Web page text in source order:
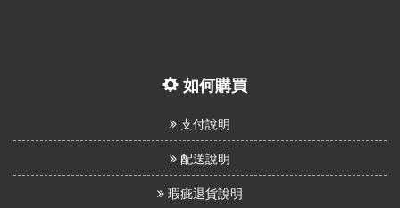
如何購買
支付說明
配送說明
瑕疵退貨說明